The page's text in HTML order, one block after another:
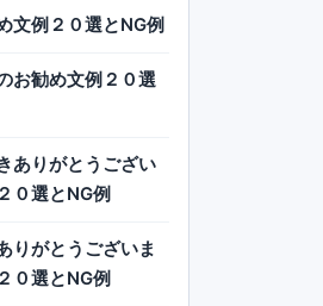
文例２０選とNG例
お勧め文例２０選
ありがとうござい
０選とNG例
りがとうございま
０選とNG例